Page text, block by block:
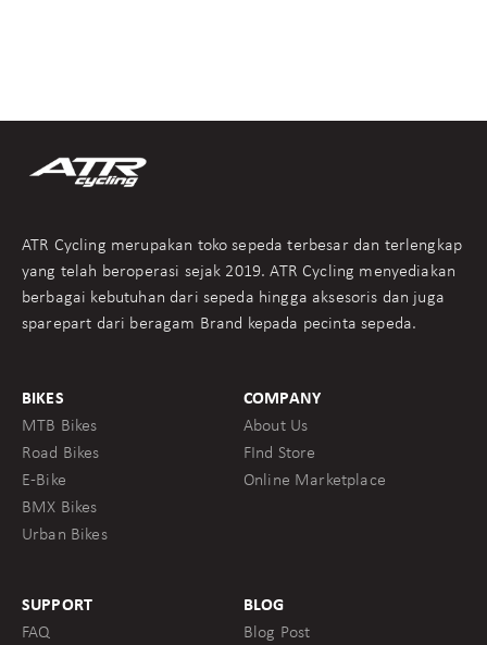
ATR Cycling merupakan toko sepeda terbesar dan terlengkap
yang telah beroperasi sejak 2019. ATR Cycling menyediakan
berbagai kebutuhan dari sepeda hingga aksesoris dan juga
sparepart dari beragam Brand kepada pecinta sepeda.
BIKES
MTB Bikes
Road Bikes
E-Bike
BMX Bikes
Urban Bikes
COMPANY
About Us
FInd Store
Online Marketplace
SUPPORT
FAQ
BLOG
Blog Post